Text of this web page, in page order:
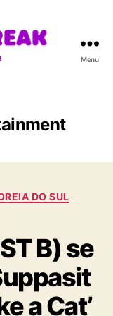
Menu
DO SUL
B) se
a Cat’